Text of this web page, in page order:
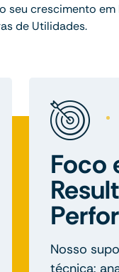
seu crescimento em
de Utilidades.
Foco
Nosso
técnica: